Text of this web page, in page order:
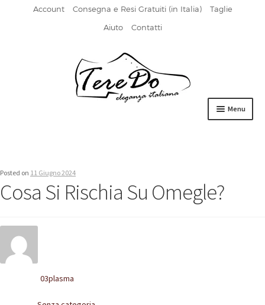
Account Consegna e Resi Gratuiti (in Italia)
Taglie
Aiuto
Contatti
Menu
FIBBIA
MOCASSINI
Posted on 11 Giugno 2024
Cosa Si Rischia Su Omegle?
03plasma